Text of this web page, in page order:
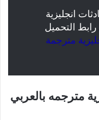
انجليزية
التحميل
مترجمة
انجليزية مترجمه بالعربي